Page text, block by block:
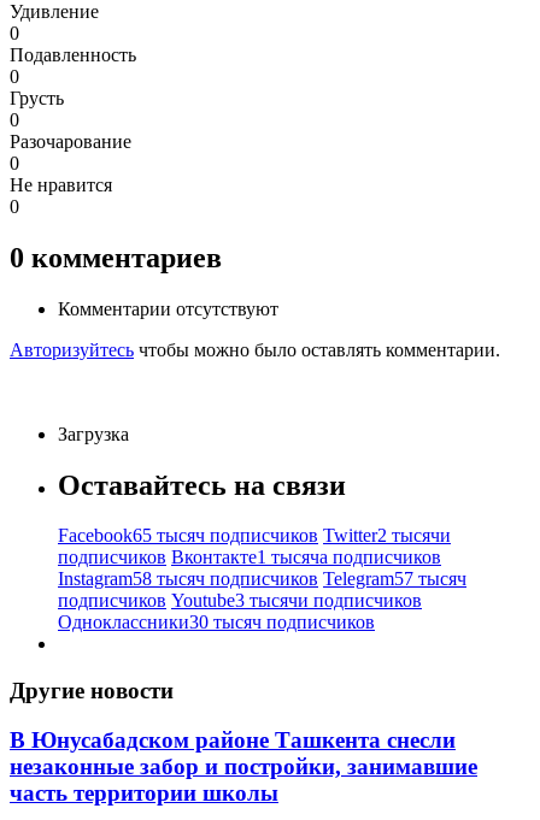
Удивление
0
Подавленность
0
Грусть
0
Разочарование
0
Не нравится
0
0 комментариев
Комментарии отсутствуют
Авторизуйтесь чтобы можно было оставлять комментарии.
Загрузка
Оставайтесь на связи
Facebook65 тысяч подписчиков Twitter2 тысячи
подписчиков Вконтакте1 тысяча подписчиков
Instagram58 тысяч подписчиков Telegram57 тысяч
подписчиков Youtube3 тысячи подписчиков
Одноклассники30 тысяч подписчиков
Другие новости
В Юнусабадском районе Ташкента снесли
незаконные забор и постройки, занимавшие
часть территории школы